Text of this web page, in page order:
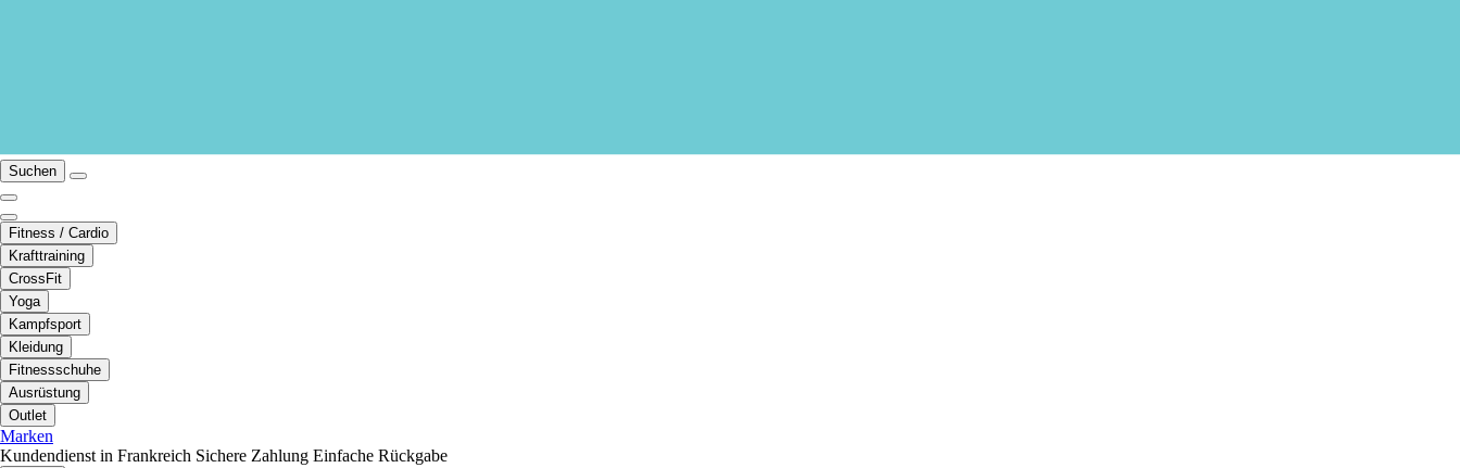
Suchen
Fitness / Cardio
Krafttraining
CrossFit
Yoga
Kampfsport
Kleidung
Fitnessschuhe
Ausrüstung
Outlet
Marken
Kundendienst in Frankreich Sichere Zahlung Einfache Rückgabe